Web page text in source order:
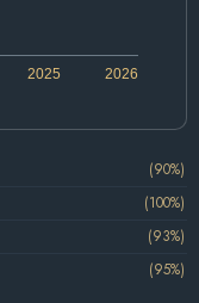
2026
2025
(90%)
(100%)
(93%)
(95%)